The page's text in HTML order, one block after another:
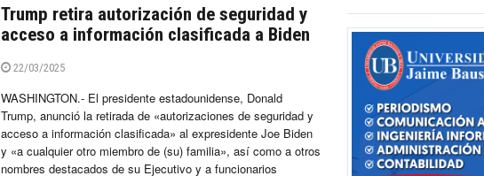
Trump retira autorización de seguridad y
acceso a información clasificada a Biden
22/03/2025
WASHINGTON.- El presidente estadounidense, Donald
Trump, anunció la retirada de «autorizaciones de seguridad y
acceso a información clasificada» al expresidente Joe Biden
y «a cualquier otro miembro de (su) familia», así como a otros
nombres destacados de su Ejecutivo y a funcionarios